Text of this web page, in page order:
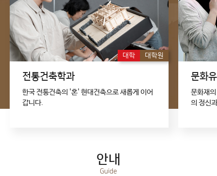
대학 대학원
전통건축학과
한국 전통건축의 '혼' 현대건축으로 새롭게 이어
갑니다.
문화
문화재
의 정신
안내
Guide